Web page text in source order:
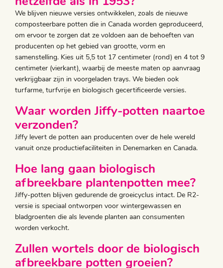
We blijven nieuwe versies ontwikkelen, zoals de nieuwe
composteerbare potten die in Canada worden geproduceerd,
om ervoor te zorgen dat ze voldoen aan de behoeften van
producenten op het gebied van grootte, vorm en
samenstelling. Kies uit 5,5 tot 17 centimeter (rond) en 4 tot 9
centimeter (vierkant), waarbij de meeste maten op aanvraag
verkrijgbaar zijn in voorgeladen trays. We bieden ook
turfarme, turfvrije en biologisch gecertificeerde versies.
Waar worden Jiffy-potten naartoe
verzonden?
Jiffy levert de potten aan producenten over de hele wereld
vanuit onze productiefaciliteiten in Denemarken en Canada.
Hoe lang gaan biologisch
afbreekbare plantenpotten mee?
Jiffy-potten blijven gedurende de groeicyclus intact. De R2-
versie is speciaal ontworpen voor wintergewassen en
bladgroenten die als levende planten aan consumenten
worden verkocht.
Zullen wortels door de biologisch
afbreekbare potten groeien?